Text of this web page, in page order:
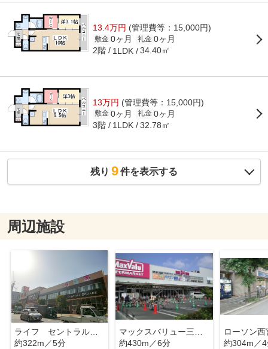
13.4万円 (管理費等：15,000円)
敷金 0ヶ月 礼金 0ヶ月
2階 1LDK 34.40㎡
13万円 (管理費等：15,000円)
敷金 0ヶ月 礼金 0ヶ月
3階 1LDK 32.78㎡
残り 9件を表示する
周辺施設
ライフ セントラルスクエア西宮原店
約322m／5分
約430m／6分
ローソン西
約304m／